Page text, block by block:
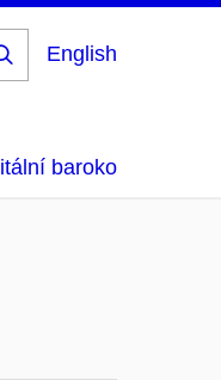
English
baroko